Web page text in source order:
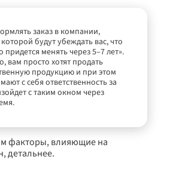
заказ в компании,
будут убеждать вас, что
менять через 5–7 лет».
вам просто хотят продать
продукцию и при этом
с себя ответственность за
с таким окном через
факторы, влияющие на
детальнее.